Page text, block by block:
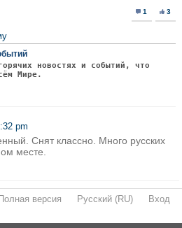
1 3
новостях и событий, что
Мире.
pm
Снят классно. Много русских
месте.
Полная версия Русский (RU) Вход